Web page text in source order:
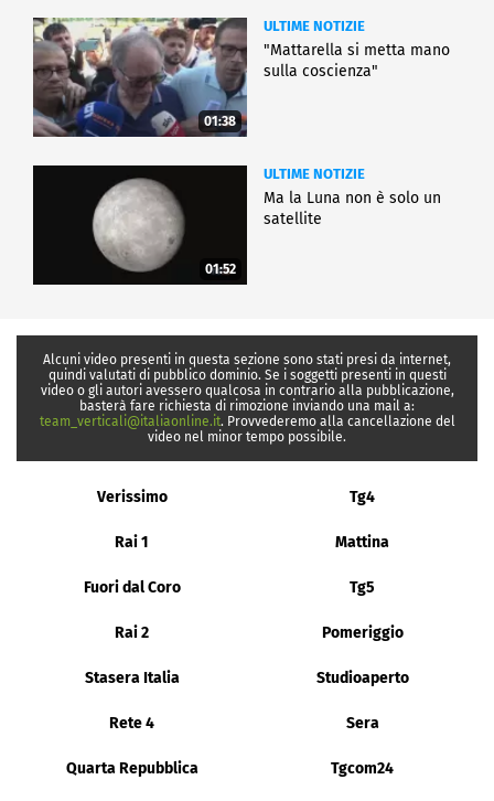
01:38
ULTIME NOTIZIE
"Mattarella si metta mano
sulla coscienza"
01:52
ULTIME NOTIZIE
Ma la Luna non è solo un
satellite
Alcuni video presenti in questa sezione sono stati presi da internet,
quindi valutati di pubblico dominio. Se i soggetti presenti in questi
video o gli autori avessero qualcosa in contrario alla pubblicazione,
basterà fare richiesta di rimozione inviando una mail a:
team_verticali@italiaonline.it. Provvederemo alla cancellazione del
video nel minor tempo possibile.
Verissimo Tg4
Rai 1 Mattina
Fuori dal Coro Tg5
Rai 2 Pomeriggio
Stasera Italia Studioaperto
Rete 4 Sera
Quarta Repubblica Tgcom24